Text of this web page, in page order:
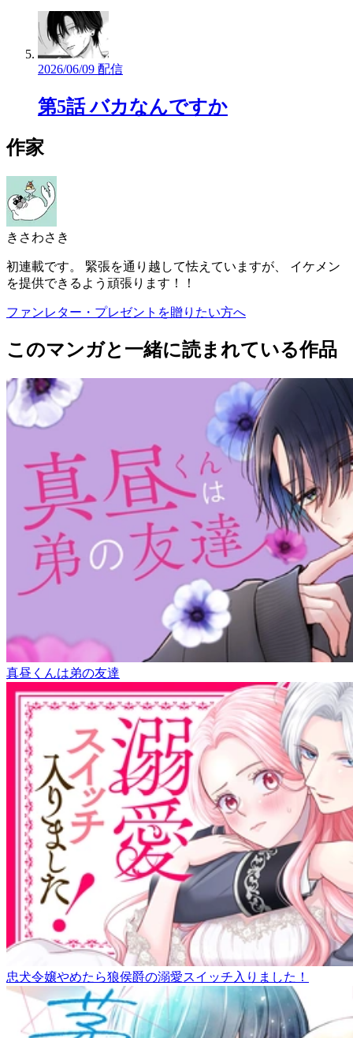
2026/06/09 配信
第5話 バカなんですか
作家
きさわさき
初連載です。 緊張を通り越して怯えていますが、 イケメン
を提供できるよう頑張ります！！
ファンレター・プレゼントを贈りたい方へ
このマンガと一緒に読まれている作品
真昼くんは弟の友達
忠犬令嬢やめたら狼侯爵の溺愛スイッチ入りました！